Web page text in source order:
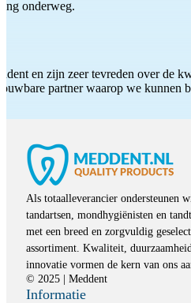
onderweg.
en zijn zeer tevreden over de
partner waarop we kunnen
Als totaalleverancier ondersteunen
tandartsen, mondhygiënisten en
met een breed en zorgvuldig
assortiment. Kwaliteit,
innovatie vormen de kern van ons
© 2025 | Meddent
Informatie